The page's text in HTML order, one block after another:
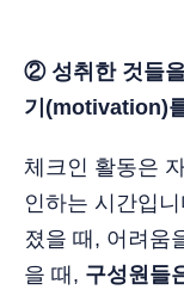
② 성취한 것들
기(motivation)
체크인 활동은
인하는 시간입
졌을 때, 어려움
을 때, 구성원들